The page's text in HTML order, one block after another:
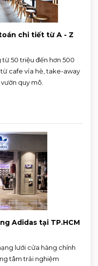
chi tiết từ A - Z
50 triệu đến hơn 500
cafe vỉa hè, take-away
quy mô.
Adidas tại TP.HCM
lưới cửa hàng chính
tâm trải nghiệm